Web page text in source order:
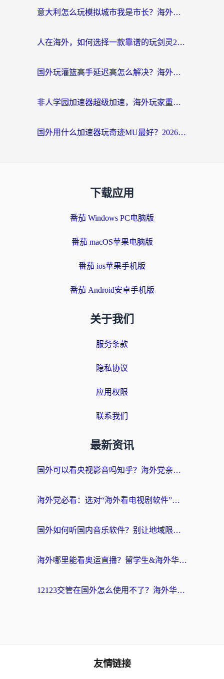
意大利怎么玩模拟城市我是市长？海外党国服游戏加速终极攻略（附三国3量子特攻解决办法）
人在海外，如何选择一款靠谱的玩剑灵2加速器？
国外玩灌篮高手延迟高怎么解决？海外玩家国服游戏加速终极指南
非人学园加速器超级加速，海外玩家重返国服的通行证
国外用什么加速器玩奇迹MU最好？2026海外玩家国服游戏加速全攻略
下载应用
番茄 Windows PC电脑版
番茄 macOS苹果电脑版
番茄 ios苹果手机版
番茄 Android安卓手机版
关于我们
服务条款
隐私协议
应用权限
联系我们
最新资讯
国外可以看央视影音吗知乎？海外党亲测有效的回国加速方案
海外党必看：选对“海外看电视剧软件”，再也不用愁国内剧刷不了
国外如何听国内音乐软件？别让地域限制，断了你的中文歌单
海外哪里能看奥运直播？留学生&海外华人必看的体育赛事观赛终极指南
12123交管在国外怎么使用不了？海外华人必看的无缝访问国内资源指南
友情链接